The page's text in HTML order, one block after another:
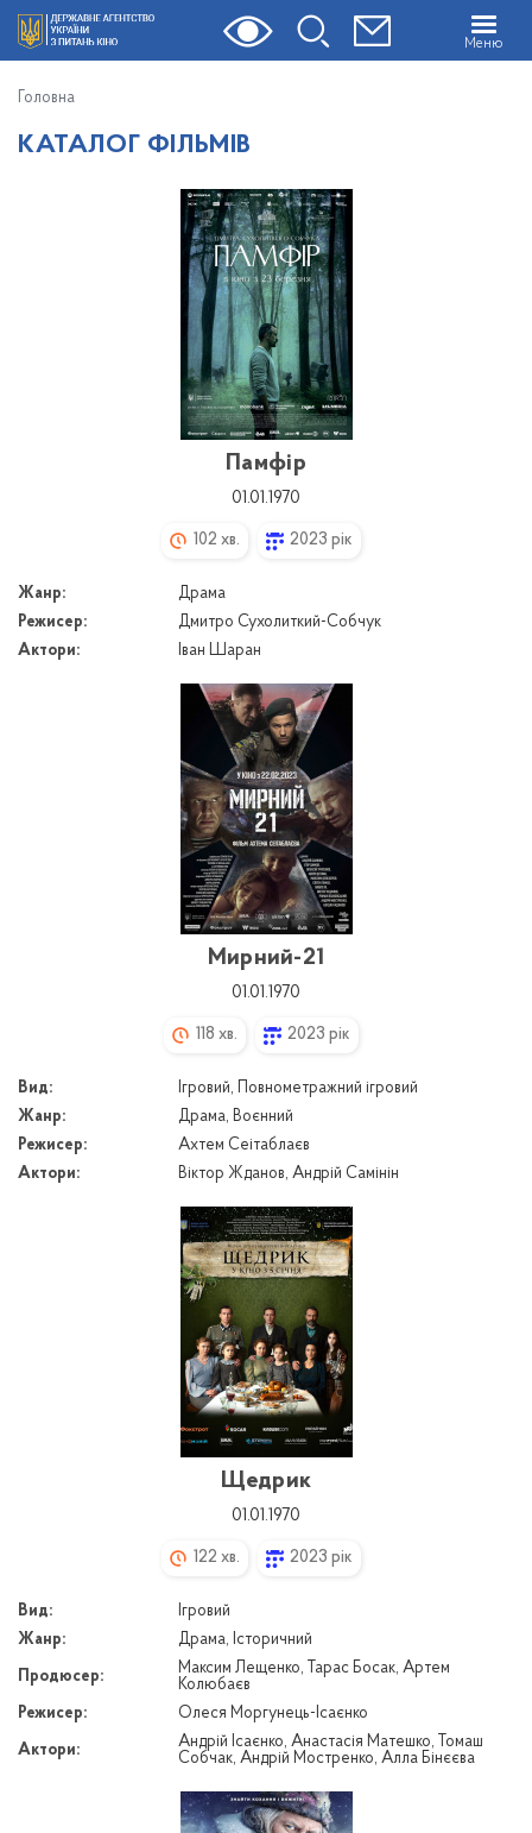
Меню
Головна
КАТАЛОГ ФІЛЬМІВ
Памфір
01.01.1970
102 хв. 2023 рік
Жанр:
Драма
Режисер:
Дмитро Сухолиткий-Собчук
Актори:
Іван Шаран
Мирний-21
01.01.1970
118 хв. 2023 рік
Вид:
Ігровий, Повнометражний ігровий
Жанр:
Драма, Воєнний
Режисер:
Ахтем Сеітаблаєв
Актори:
Віктор Жданов, Андрій Самінін
Щедрик
01.01.1970
122 хв. 2023 рік
Вид:
Ігровий
Жанр:
Драма, Історичний
Продюсер:
Максим Лещенко, Тарас Босак, Артем
Колюбаєв
Режисер:
Олеся Моргунець-Ісаєнко
Актори:
Андрій Ісаєнко, Анастасія Матешко, Томаш
Собчак, Андрій Мостренко, Алла Бінєєва